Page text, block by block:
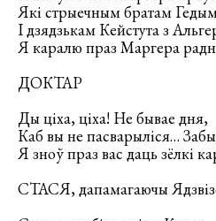
Які стрыечным братам
І дзядзькам Кейстута з
Я каралю праз Маргера
ДОКТАР
Ды ціха, ціха! Не бывае дня,
Каб вы не пасварыліся…
Я зноў праз вас даць зёлкі
СТАСЯ, дапамагаючы